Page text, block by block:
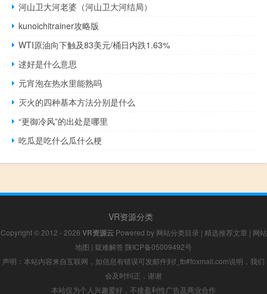
河山卫大河老婆（河山卫大河结局）
kunoichitrainer攻略版
WTI原油向下触及83美元/桶日内跌1.63%
逑好是什么意思
元宵泡在热水里能熟吗
灭火的四种基本方法分别是什么
“更御冷风”的出处是哪里
吃瓜是吃什么瓜什么梗
VR资源分类
Copyright © 2012 - 2026 VR资源云Powered by 网站分类目录 | 精选推荐文章 | 网站
地图 | 疑难解答 陕ICP备05009492号
声明：本站内容来自互联网，如信息有错误可发邮件到f_fb#foxmail.com说明，我们
会及时纠正，谢谢
本站仅为个人兴趣爱好，不接盈利性广告及商业合作